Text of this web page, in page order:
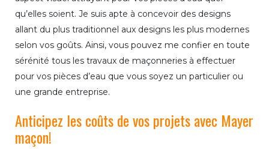
qu’elles soient. Je suis apte à concevoir des designs
allant du plus traditionnel aux designs les plus modernes
selon vos goûts. Ainsi, vous pouvez me confier en toute
sérénité tous les travaux de maçonneries à effectuer
pour vos pièces d’eau que vous soyez un particulier ou
une grande entreprise.
Anticipez les coûts de vos projets avec Mayer
maçon!